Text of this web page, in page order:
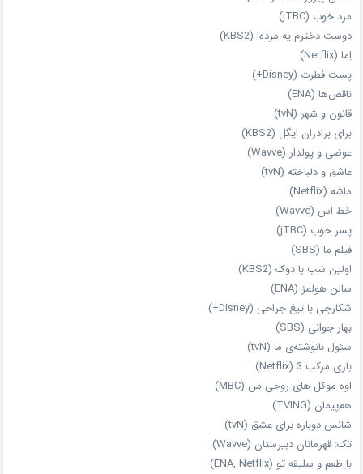
مرد خوب (jTBC)
دوست دخترم یه مرده! (KBS2)
اِما (Netflix)
پست فطرت (Disney+)
ناقص‌ها (ENA)
قانون و شهر (tvN)
برای برادران ایگل (KBS2)
عوضی و پولدار (Wavve)
عاشق و دلباخته (tvN)
ماشه (Netflix)
خط اس (Wavve)
پسر خوب (jTBC)
فیلم ما (SBS)
اولین شب با دوک (KBS2)
سالن هولمز (ENA)
شکارچی با تیغ جراحی (Disney+)
بهار جوانی (SBS)
سئول نانوشته‌ی ما (tvN)
بازی مرکب 3 (Netflix)
اوه موکل های روحی من (MBC)
هم‌پیمان (TVING)
شانس دوباره برای عشق (tvN)
تک: قهرمانان دبیرستان (Wavve)
با طعم و سلیقه تو (ENA, Netflix)